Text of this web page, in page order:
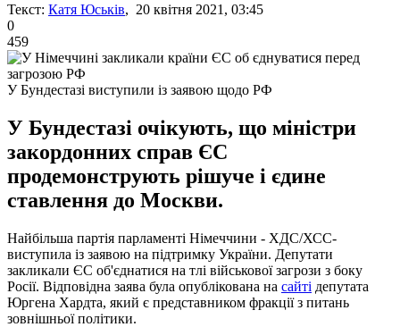
Текст: Катя Юськів, 20 квітня 2021, 03:45
0
459
У Бундестазі виступили із заявою щодо РФ
У Бундестазі очікують, що міністри
закордонних справ ЄС
продемонструють рішуче і єдине
ставлення до Москви.
Найбільша партія парламенті Німеччини - ХДС/ХСС-
виступила із заявою на підтримку України. Депутати
закликали ЄС об'єднатися на тлі військової загрози з боку
Росії. Відповідна заява була опублікована на сайті депутата
Юргена Хардта, який є представником фракції з питань
зовнішньої політики.